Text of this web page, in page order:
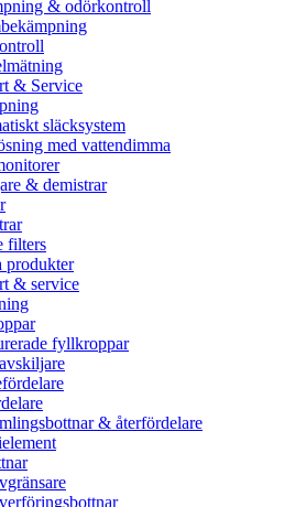
& odörkontroll
& Service
släcksystem
med vattendimma
& demistrar
filters
produkter
& service
fyllkroppar
& återfördelare